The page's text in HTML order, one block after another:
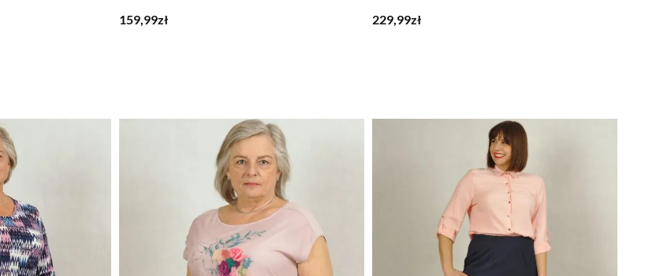
159,99zł 229,99zł